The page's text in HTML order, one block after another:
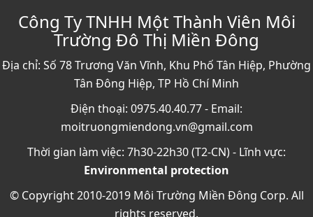
Công Ty TNHH Một Thành Viên Môi
Trường Đô Thị Miền Đông
Địa chỉ: Số 78 Trương Văn Vĩnh, Khu Phố Tân Hiệp, Phường
Tân Đông Hiệp, TP Hồ Chí Minh
Điện thoại: 0975.40.40.77 - Email:
moitruongmiendong.vn@gmail.com
Thời gian làm việc: 7h30-22h30 (T2-CN) - Lĩnh vực:
Environmental protection
© Copyright 2010-2019 Môi Trường Miền Đông Corp. All
rights reserved.